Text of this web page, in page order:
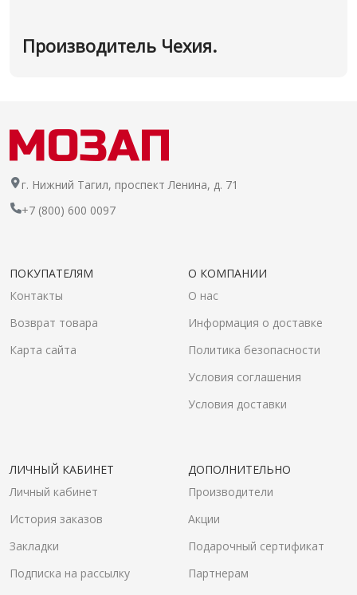
Производитель Чехия.
г. Нижний Тагил, проспект Ленина, д. 71
+7 (800) 600 0097
ПОКУПАТЕЛЯМ
Контакты
Возврат товара
Карта сайта
О КОМПАНИИ
О нас
Информация о доставке
Политика безопасности
Условия соглашения
Условия доставки
ЛИЧНЫЙ КАБИНЕТ
Личный кабинет
История заказов
Закладки
Подписка на рассылку
ДОПОЛНИТЕЛЬНО
Производители
Акции
Подарочный сертификат
Партнерам